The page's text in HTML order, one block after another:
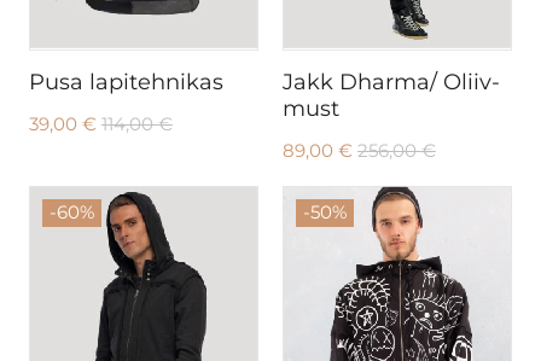
Pusa lapitehnikas
39,00 € 114,00€
Jakk Dharma/ Oliiv-
must
89,00 € 256,00€
-60% -50%